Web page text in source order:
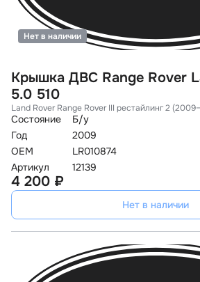
Крышка ДВС Range Rover
5.0 510
Land Rover Range Rover III рестайлинг 2
Состояние
Б/у
Год
2009
OEM
LR010874
Артикул
12139
Нет в наличии
4 200 ₽
Нет в наличии